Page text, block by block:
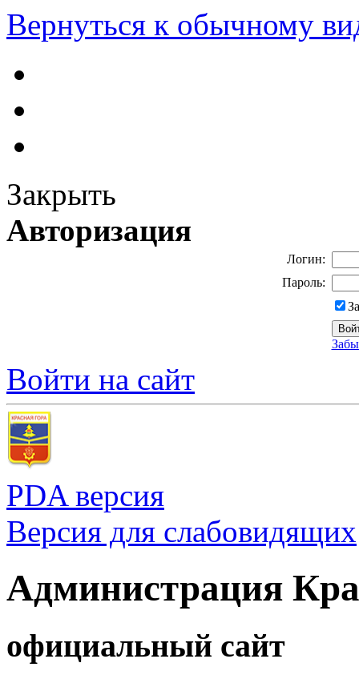
Вернуться к обычному
Закрыть
Авторизация
Логин:
Пароль:
Войти на сайт
PDA версия
Версия для слабовидящих
Администрация
официальный сайт